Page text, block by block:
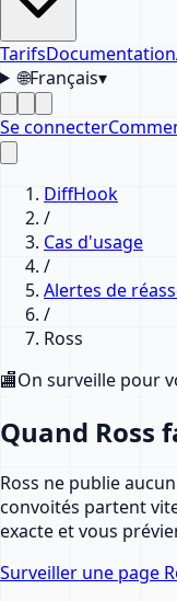
TarifsDocumentation
🌐Français▾
Se connecter
DiffHook
/
Cas d'usage
/
Alertes de
/
Ross
🏬On surveille pour
Quand Ross
Ross ne publie
convoités partent
exacte et vous
Surveiller une page